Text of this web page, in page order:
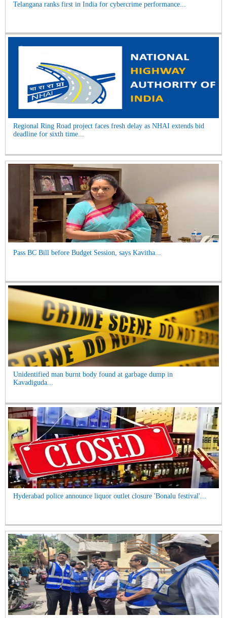
Telangana ranks first in India for cybercrime performance...
Regional Ring Road project faces fresh delay as NHAI extends bid
deadline for sixth time...
Pass BC Bill before Budget Session, says Kavitha...
Unidentified man burnt body found at garbage dump in
Kavadiguda...
Hyderabad police announce liquor outlet closure 'Bonalu festival'...